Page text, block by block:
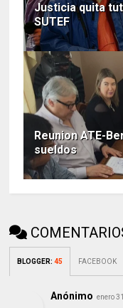
Justicia quita
SUTEF
Reunion ATE-
sueldos
BLOGGER:45 FACEBOOK
Anónimo enero